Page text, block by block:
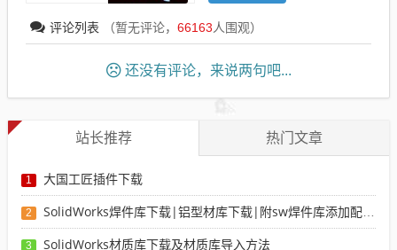
评论列表 （暂无评论， 66163人围观）
还没有评论，来说两句吧...
站长推荐 热门文章
1 大国工匠插件下载
2 SolidWorks焊件库下载|铝型材库下载|附sw焊件库添加配置使用教程
3 SolidWorks材质库下载及材质库导入方法